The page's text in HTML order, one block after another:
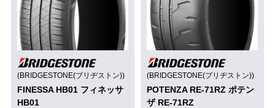
(BRIDGESTONE(ブリヂストン))
FINESSA HB01 フィネッサ
HB01
(BRIDGESTONE(ブリヂストン))
POTENZA RE-71RZ ポテン
ザ RE-71RZ